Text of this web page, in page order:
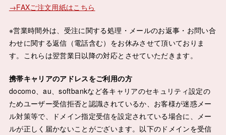
→FAXご注文用紙はこちら
※営業時間外は、受注に関する処理・メールのお返事・お問い合
わせに関する返信（電話含む）をお休みさせて頂いておりま
す。これらは翌営業日以降の対応とさせていただきます。
携帯キャリアのアドレスをご利用の方
docomo、au、softbankなど各キャリアのセキュリティ設定の
ためユーザー受信拒否と認識されているか、お客様が迷惑メー
ル対策等で、ドメイン指定受信を設定されている場合に、メー
ルが正しく届かないことがございます。以下のドメインを受信